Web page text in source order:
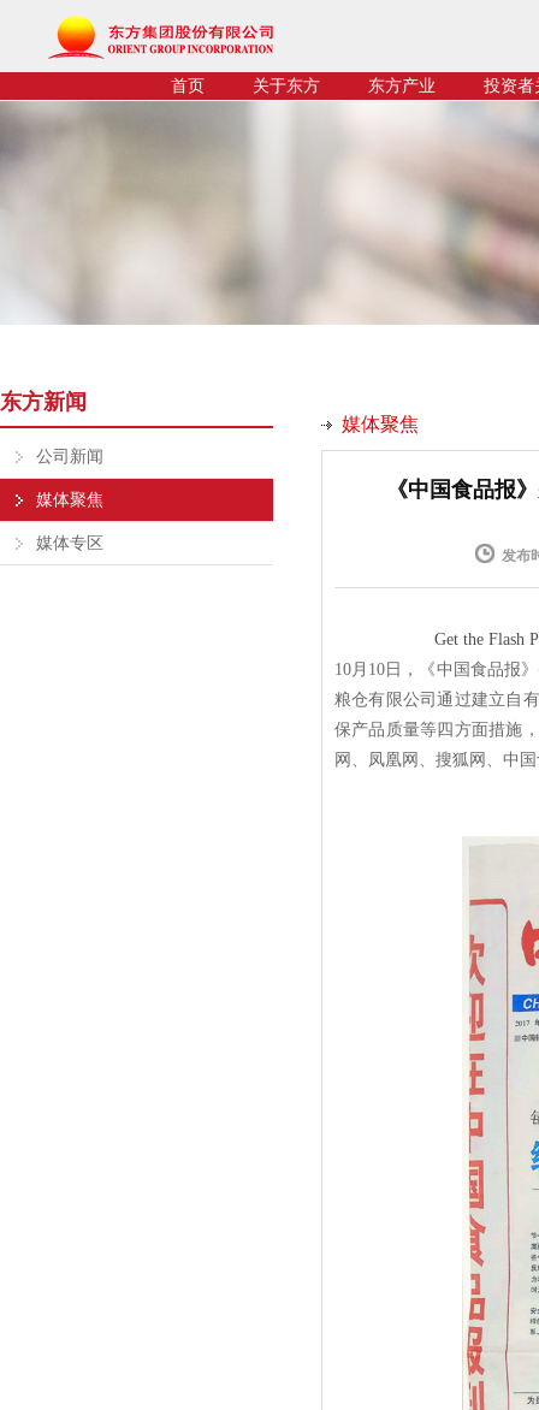
首页 关于东方 东方产业 投资者
东方新闻
公司新闻
媒体聚焦
媒体专区
媒体聚焦
《中国食品报
发布
Get the Flash
10月10日，《中国食品报
粮仓有限公司通过建立自
保产品质量等四方面措施
网、凤凰网、搜狐网、中